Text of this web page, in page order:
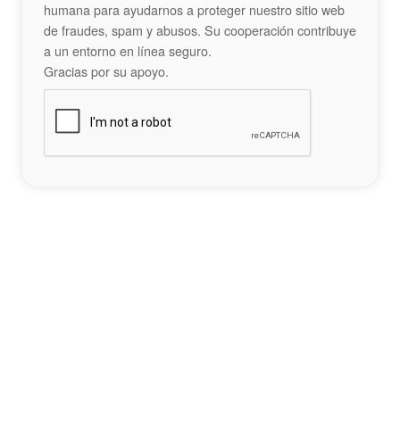
humana para ayudarnos a proteger nuestro sitio web
de fraudes, spam y abusos. Su cooperación contribuye
a un entorno en línea seguro.
Gracias por su apoyo.